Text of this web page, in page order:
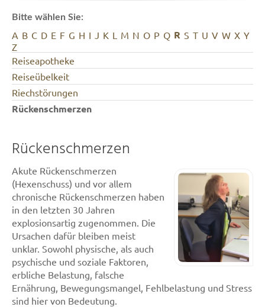
Bitte wählen Sie:
A B C D E F G H I J K L M N O P Q R S T U V W X Y
Z
Reiseapotheke
Reiseübelkeit
Riechstörungen
Rückenschmerzen
Rückenschmerzen
Akute Rückenschmerzen
(Hexenschuss) und vor allem
chronische Rückenschmerzen haben
in den letzten 30 Jahren
explosionsartig zugenommen. Die
Ursachen dafür bleiben meist
unklar. Sowohl physische, als auch
psychische und soziale Faktoren,
erbliche Belastung, falsche
Ernährung, Bewegungsmangel, Fehlbelastung und Stress
sind hier von Bedeutung.